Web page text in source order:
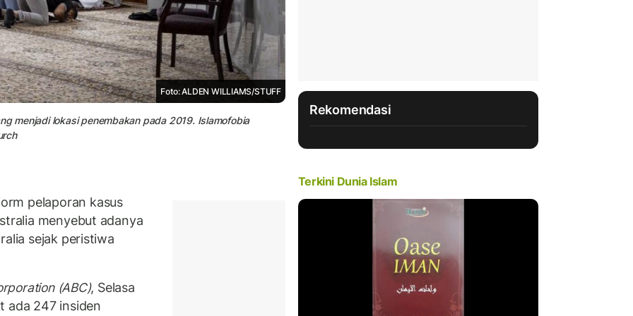
Foto: ALDEN WILLIAMS/STUFF
menjadi lokasi penembakan pada 2019. Islamofobia
pelaporan kasus
menyebut adanya
sejak peristiwa
(ABC), Selasa
ada 247 insiden
Rekomendasi
Terkini Dunia Islam